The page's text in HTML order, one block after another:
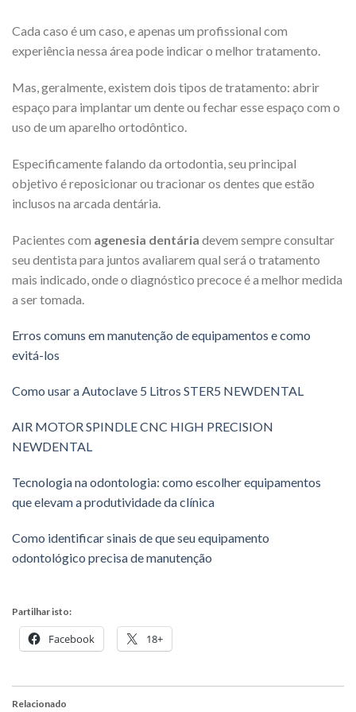
Cada caso é um caso, e apenas um profissional com
experiência nessa área pode indicar o melhor tratamento.
Mas, geralmente, existem dois tipos de tratamento: abrir
espaço para implantar um dente ou fechar esse espaço com o
uso de um aparelho ortodôntico.
Especificamente falando da ortodontia, seu principal
objetivo é reposicionar ou tracionar os dentes que estão
inclusos na arcada dentária.
Pacientes com agenesia dentária devem sempre consultar
seu dentista para juntos avaliarem qual será o tratamento
mais indicado, onde o diagnóstico precoce é a melhor medida
a ser tomada.
Erros comuns em manutenção de equipamentos e como
evitá-los
Como usar a Autoclave 5 Litros STER5 NEWDENTAL
AIR MOTOR SPINDLE CNC HIGH PRECISION
NEWDENTAL
Tecnologia na odontologia: como escolher equipamentos
que elevam a produtividade da clínica
Como identificar sinais de que seu equipamento
odontológico precisa de manutenção
Partilhar isto:
Facebook 18+
Relacionado